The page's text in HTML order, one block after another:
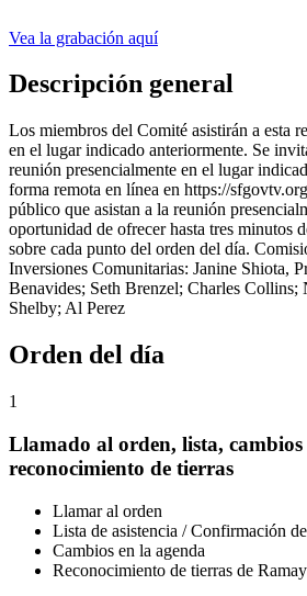
Vea la grabación aquí
Descripción general
Los miembros del Comité asistirán a esta
en el lugar indicado anteriormente. Se
reunión presencialmente en el lugar
forma remota en línea en https://
público que asistan a la reunión
oportunidad de ofrecer hasta tres minutos
sobre cada punto del orden del día.
Inversiones Comunitarias: Janine Shiota,
Benavides; Seth Brenzel; Charles
Shelby; Al Perez
Orden del día
1
Llamado al orden, lista, cambios
reconocimiento de tierras
Llamar al orden
Lista de asistencia / Confirmación
Cambios en la agenda
Reconocimiento de tierras de